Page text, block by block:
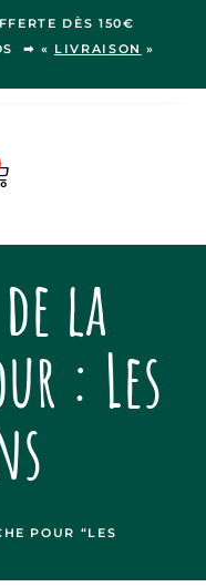
DÈS 150€
➡ « LIVRAISON »
la
: Les
POUR “LES